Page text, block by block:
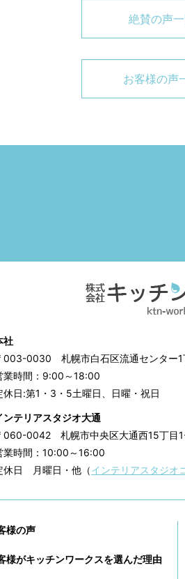
絶賛の声
お客様の声
社
003-0030 札幌市白石区流通センター
業時間：9:00～18:00
休日:第1・3・5土曜日、日曜・祝日
ンテリアスタジオ大通
060-0042 札幌市中央区大通西15丁目
業時間：10:00～16:00
休日 月曜日・他（インテリアスタジオ
様の声
様がキッチンワークスを選んだ理由